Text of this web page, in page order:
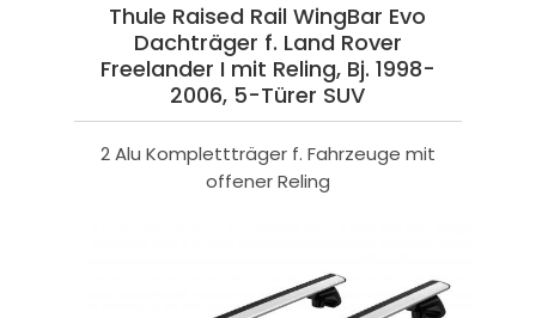
Thule Raised Rail WingBar Evo
Dachträger f. Land Rover
Freelander I mit Reling, Bj. 1998-
2006, 5-Türer SUV
2 Alu Komplettträger f. Fahrzeuge mit
offener Reling